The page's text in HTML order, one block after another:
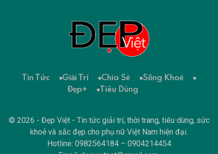
Tin Tức Giải Trí Chia Sẻ
Sống Khoẻ
Đẹp+
Tiêu Dùng
© 2026 - Đẹp Việt - Tin tức giải trí, thời trang, tiêu dùng, sức
khoẻ và sắc đẹp cho phụ nữ Việt Nam hiện đại.
Hotline: 0982564184 – 0904214454